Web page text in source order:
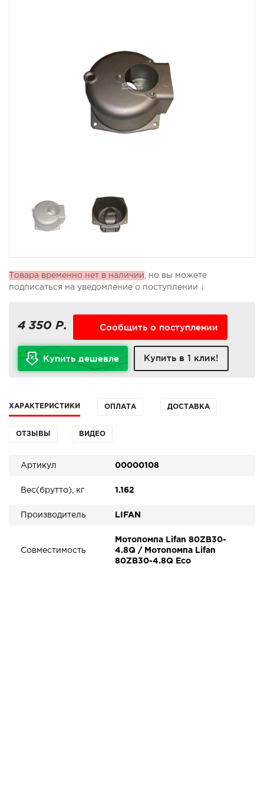
Товара временно нет в наличии , но вы можете
подписаться на уведомление о поступлении ↓
4 350 Р. Сообщить о поступлении
Купить дешевле Купить в 1 клик!
ХАРАКТЕРИСТИКИ ОПЛАТА ДОСТАВКА
ОТЗЫВЫ ВИДЕО
Артикул 00000108
Вес(брутто), кг 1.162
Производитель LIFAN
Совместимость
Мотопомпа Lifan 80ZB30-
4.8Q / Мотопомпа Lifan
80ZB30-4.8Q Eco